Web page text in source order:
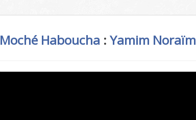
Moché Haboucha :Yamim Noraïm